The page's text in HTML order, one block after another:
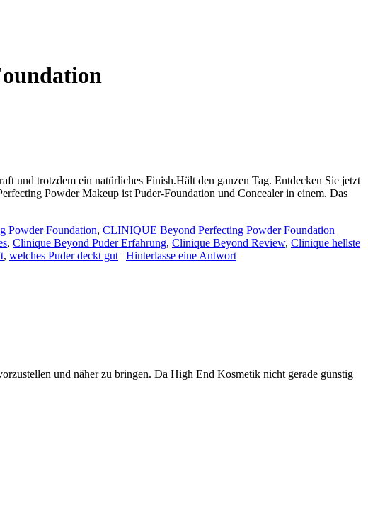
und trotzdem ein natürliches Finish.Hält den ganzen Tag. Entdecken Sie jetzt
Powder Makeup ist Puder-Foundation und Concealer in einem. Das
Powder Foundation, CLINIQUE Beyond Perfecting Powder Foundation
, Clinique Beyond Puder Erfahrung, Clinique Beyond Review, Clinique hellste
, welches Puder deckt gut | Hinterlasse eine Antwort
und näher zu bringen. Da High End Kosmetik nicht gerade günstig